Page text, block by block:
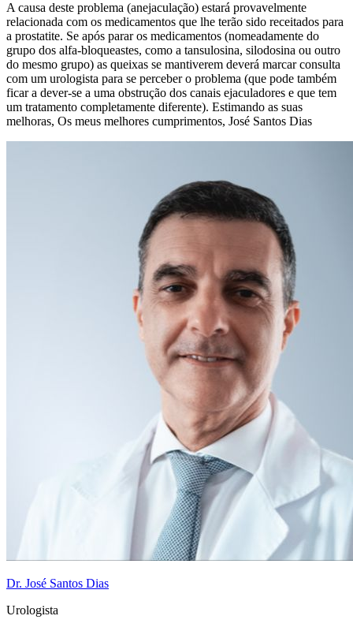
A causa deste problema (anejaculação) estará provavelmente
relacionada com os medicamentos que lhe terão sido receitados para
a prostatite. Se após parar os medicamentos (nomeadamente do
grupo dos alfa-bloqueastes, como a tansulosina, silodosina ou outro
do mesmo grupo) as queixas se mantiverem deverá marcar consulta
com um urologista para se perceber o problema (que pode também
ficar a dever-se a uma obstrução dos canais ejaculadores e que tem
um tratamento completamente diferente). Estimando as suas
melhoras, Os meus melhores cumprimentos, José Santos Dias
Dr. José Santos Dias
Urologista